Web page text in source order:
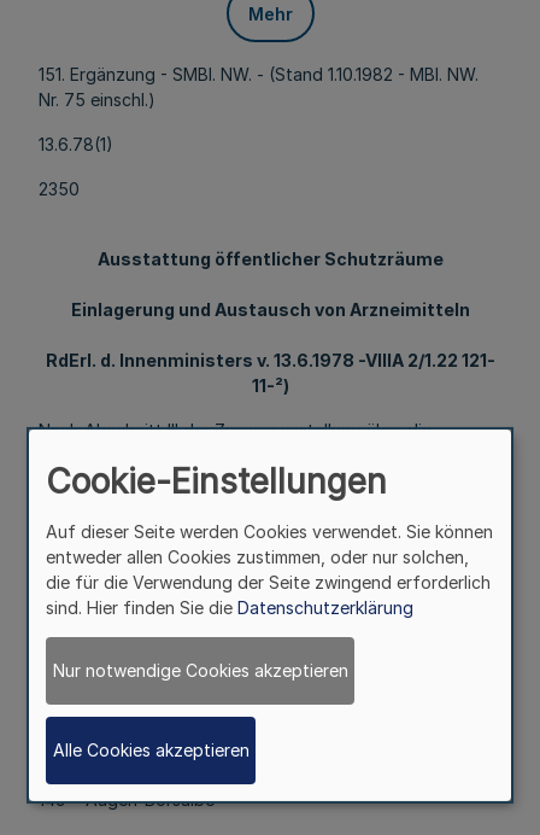
Mehr
151. Ergänzung - SMBl. NW. - (Stand 1.10.1982 - MBl. NW.
Nr. 75 einschl.)
13.6.78(1)
2350
Ausstattung öffentlicher Schutzräume
Einlagerung und Austausch von Arzneimitteln
RdErl. d. Innenministers v. 13.6.1978 -VIIIA 2/1.22 121-
11-²)
Nach Abschnitt III der Zusammenstellung über die
Einrichtungsgegenständen und Geräten (Zubehör) -
Fassung Juni 1972 -(BAnz. v. 18. 8. 1972, S. 1) sind u. a.
auch Arzneimittel einzulagern, und zwar
lfd. Nr.
145 Novadral-retard Tabl.
146 Antineuralgie Tabl. c.cod.
147 Abführtabletten
148 Valdispert
149 • Augen-Borsalbe
Cookie-Einstellungen
Auf dieser Seite werden Cookies verwendet. Sie können
entweder allen Cookies zustimmen, oder nur solchen,
die für die Verwendung der Seite zwingend erforderlich
sind. Hier finden Sie die Datenschutzerklärung
Nur notwendige Cookies akzeptieren
Alle Cookies akzeptieren